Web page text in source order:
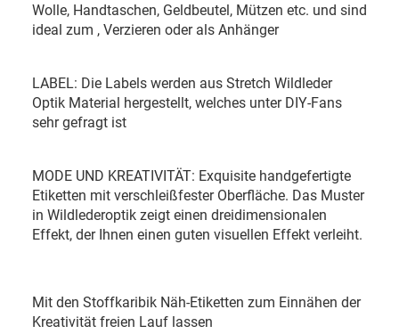
Wolle, Handtaschen, Geldbeutel, Mützen etc. und sind
ideal zum , Verzieren oder als Anhänger
LABEL: Die Labels werden aus Stretch Wildleder
Optik Material hergestellt, welches unter DIY-Fans
sehr gefragt ist
MODE UND KREATIVITÄT: Exquisite handgefertigte
Etiketten mit verschleißfester Oberfläche. Das Muster
in Wildlederoptik zeigt einen dreidimensionalen
Effekt, der Ihnen einen guten visuellen Effekt verleiht.
Mit den Stoffkaribik Näh-Etiketten zum Einnähen der
Kreativität freien Lauf lassen